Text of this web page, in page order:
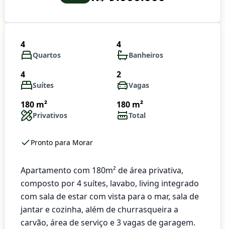
4
Quartos
4
Banheiros
4
Suítes
2
Vagas
180 m²
Privativos
180 m²
Total
Pronto para Morar
Apartamento com 180m² de área privativa,
composto por 4 suítes, lavabo, living integrado
com sala de estar com vista para o mar, sala de
jantar e cozinha, além de churrasqueira a
carvão, área de serviço e 3 vagas de garagem.